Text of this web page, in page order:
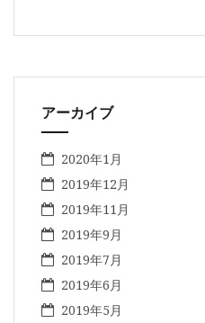
アーカイブ
2020年1月
2019年12月
2019年11月
2019年9月
2019年7月
2019年6月
2019年5月